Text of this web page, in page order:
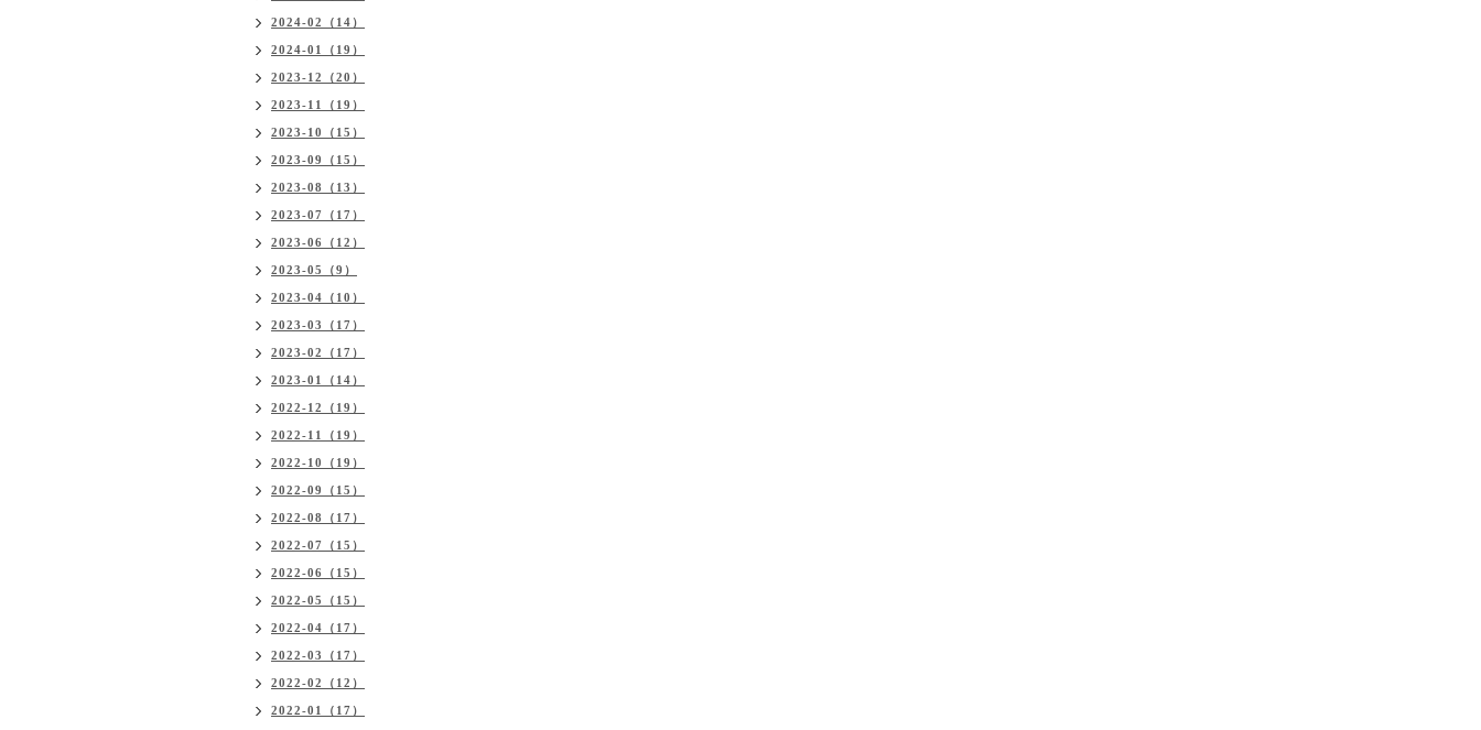
2024-02（14）
2024-01（19）
2023-12（20）
2023-11（19）
2023-10（15）
2023-09（15）
2023-08（13）
2023-07（17）
2023-06（12）
2023-05（9）
2023-04（10）
2023-03（17）
2023-02（17）
2023-01（14）
2022-12（19）
2022-11（19）
2022-10（19）
2022-09（15）
2022-08（17）
2022-07（15）
2022-06（15）
2022-05（15）
2022-04（17）
2022-03（17）
2022-02（12）
2022-01（17）